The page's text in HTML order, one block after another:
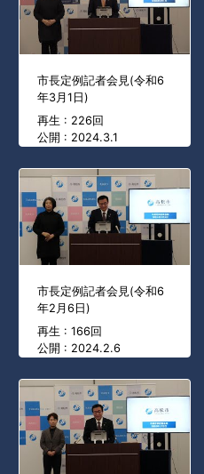
市長定例記者会見(令和6
年3月1日)
再生 : 226回
公開 : 2024.3.1
市長定例記者会見(令和6
年2月6日)
再生 : 166回
公開 : 2024.2.6